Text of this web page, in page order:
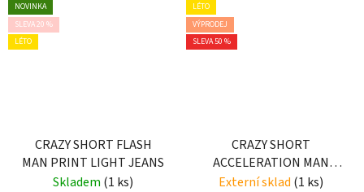
NOVINKA
SLEVA 20 %
LÉTO
CRAZY SHORT FLASH
MAN PRINT LIGHT JEANS
Skladem (1 ks)
LÉTO
VÝPRODEJ
SLEVA 50 %
CRAZY SHORT
ACCELERATION MAN
SULPHUR
Externí sklad (1 ks)